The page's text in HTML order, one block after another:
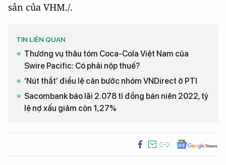
sản của VHM./.
TIN LIÊN QUAN
Thương vụ thâu tóm Coca-Cola Việt Nam của
Swire Pacific: Có phải nộp thuế?
‘Nút thắt’ điều lệ cản bước nhóm VNDirect ở PTI
Sacombank báo lãi 2.078 tỉ đồng bán niên 2022, tỷ
lệ nợ xấu giảm còn 1,27%